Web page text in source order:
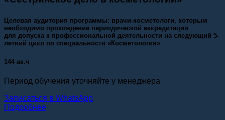
Целевая аудитория программы: врачи-косметологи, которым
необходимо прохождение периодической аккредитации
для допуска к профессиональной деятельности на следующий 5-
летний цикл по специальности «Косметология»
144 ак.ч
Период обучения уточняйте у менеджера
Записаться в WhatsApp
Подробнее